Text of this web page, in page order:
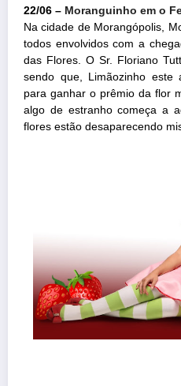
22/06 – Moranguinho em o
Na cidade de Morangópolis,
todos envolvidos com a
das Flores. O Sr. Floriano
sendo que, Limãozinho este
para ganhar o prêmio da flor
algo de estranho começa a
flores estão desaparecendo